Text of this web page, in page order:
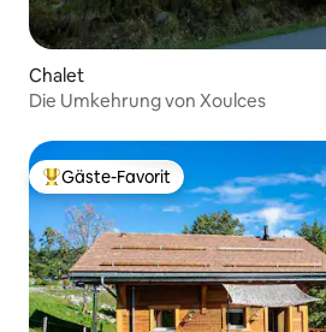
Chalet
Die Umkehrung von Xoulces
Beliebter Gäste-Favorit.
Gäste-Favorit